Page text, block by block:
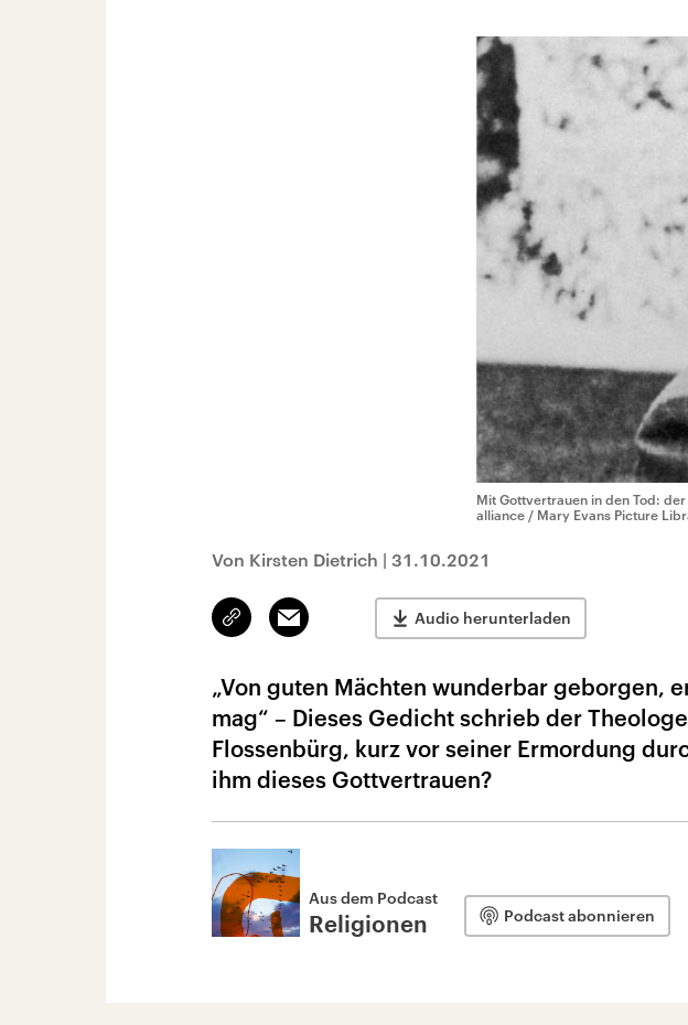
Mit Gottvertrauen in den Tod:
alliance / Mary Evans Picture
Von Kirsten Dietrich | 31.10.2021
Link
kopieren/teilen
Email Audio herunterladen
„Von guten Mächten wunderbar geborgen,
mag“ – Dieses Gedicht schrieb der
Flossenbürg, kurz vor seiner Ermordung
ihm dieses Gottvertrauen?
Aus dem Podcast
Religionen Podcast abonnieren